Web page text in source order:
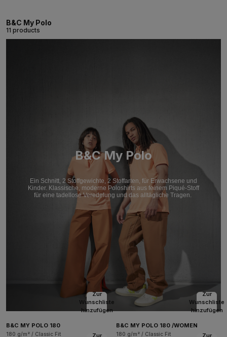
B&C My Polo
11 products
B&C My Polo
Ein Schnitt, 2 Stoffgewichte, 2 Stoffarten, für Erwachsene und
Kinder. Klassische, moderne Poloshirts aus feinem Piqué-Stoff
für eine tadellose Veredelung und das alltägliche Tragen.
Zur
Wunschliste
hinzufügen
B&C MY POLO 180
180 g/m² / Classic Fit
Zur
Wunschliste
hinzufügen
B&C MY POLO 180 /WOMEN
180 g/m² / Classic Fit